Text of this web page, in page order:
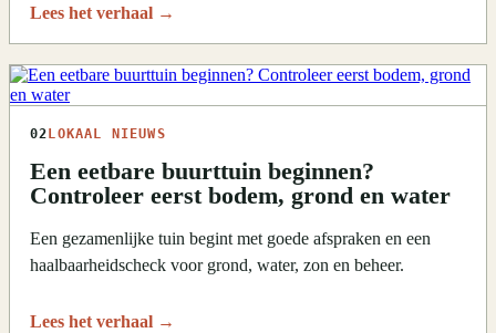
Lees het verhaal →
02 LOKAAL NIEUWS
Een eetbare buurttuin beginnen?
Controleer eerst bodem, grond en water
Een gezamenlijke tuin begint met goede afspraken en een
haalbaarheidscheck voor grond, water, zon en beheer.
Lees het verhaal →